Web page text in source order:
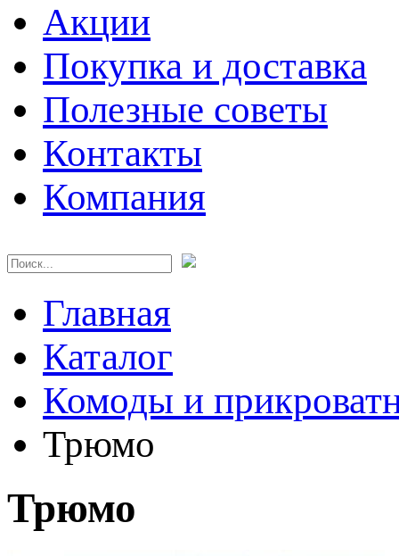
Акции
Покупка и доставка
Полезные советы
Контакты
Компания
Главная
Каталог
Комоды и
Трюмо
Трюмо